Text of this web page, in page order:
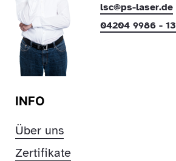
lsc@ps-laser.de
04204 9986 - 13
INFO
Über uns
Zertifikate